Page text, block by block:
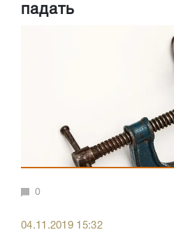
падать
0
04.11.2019 15:32